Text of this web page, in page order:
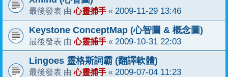
最後發表 由心靈捕手 « 2009-11-29 13:46
Keystone ConceptMap (心智圖 & 概念圖)
最後發表 由心靈捕手 « 2009-10-31 22:03
Lingoes 靈格斯詞霸 (翻譯軟體)
最後發表 由心靈捕手 « 2009-07-04 11:23